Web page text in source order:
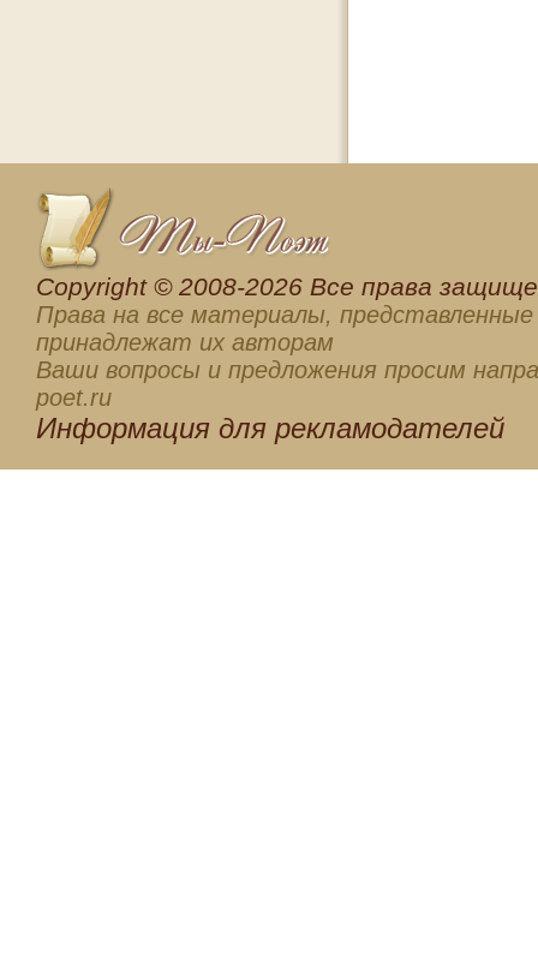
Сopyright © 2008-2026 Все права
Права на все материалы, представленные
принадлежат их авторам
Ваши вопросы и предложения просим
poet.ru
Информация для рекламодателей